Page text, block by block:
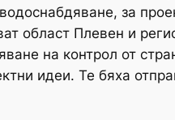
за
област Плевен и
на контрол от
идеи. Те бяха